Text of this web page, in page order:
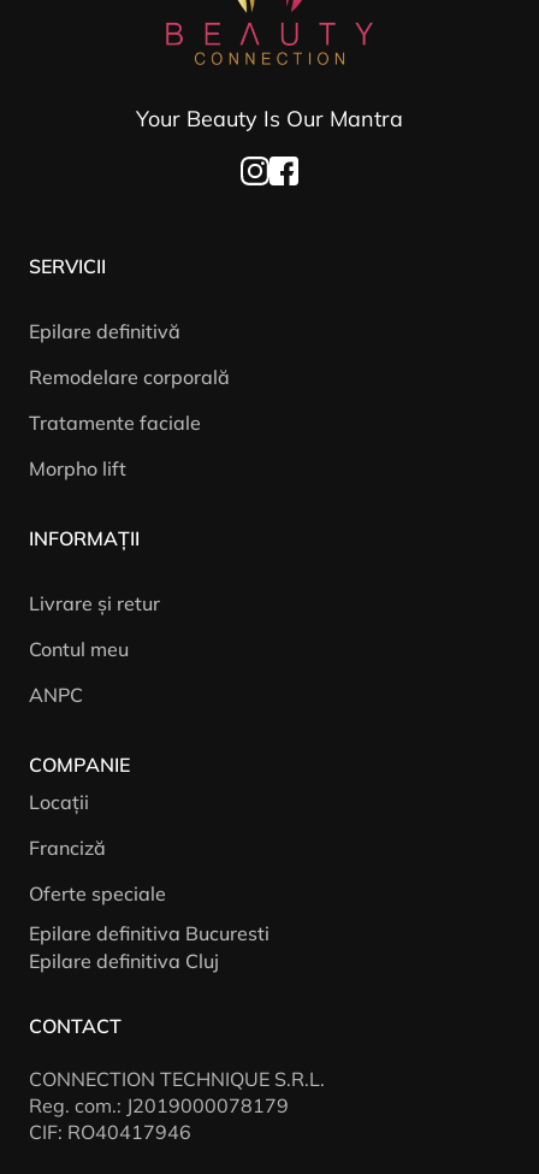
Your Beauty Is Our Mantra
SERVICII
Epilare definitivă
Remodelare corporală
Tratamente faciale
Morpho lift
INFORMAȚII
Livrare și retur
Contul meu
ANPC
COMPANIE
Locații
Franciză
Oferte speciale
Epilare definitiva Bucuresti
Epilare definitiva Cluj
CONTACT
CONNECTION TECHNIQUE S.R.L.
Reg. com.: J2019000078179
CIF: RO40417946